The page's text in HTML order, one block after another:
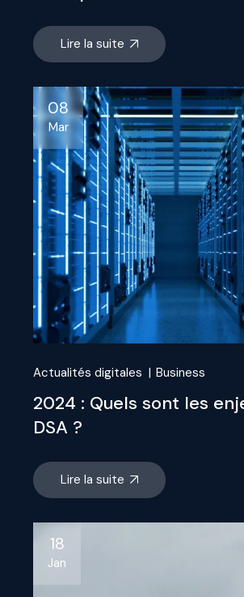
Lire la suite
08
Mar
Actualités digitales Business
2024 : Quels sont les
DSA ?
Lire la suite
18
Jan